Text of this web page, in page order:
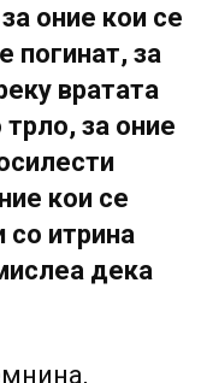
оние кои се
погинат, за
вратата
за оние
кои се
со итрина
дека